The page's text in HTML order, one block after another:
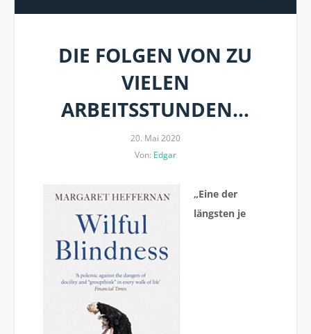
DIE FOLGEN VON ZU
VIELEN
ARBEITSSTUNDEN…
20. Mai 2020
Von: Edgar
„Eine der
längsten je